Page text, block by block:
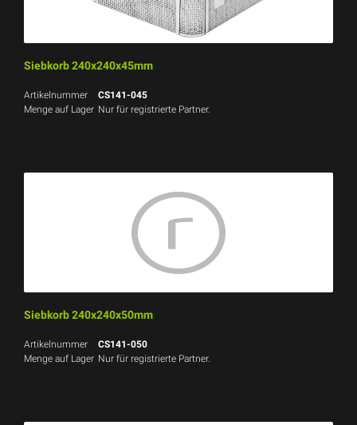
Siebkorb 240x240x45mm
Artikelnummer
CS141-045
Menge auf Lager Nur für registrierte Partner.
Siebkorb 240x240x50mm
Artikelnummer
CS141-050
Menge auf Lager Nur für registrierte Partner.